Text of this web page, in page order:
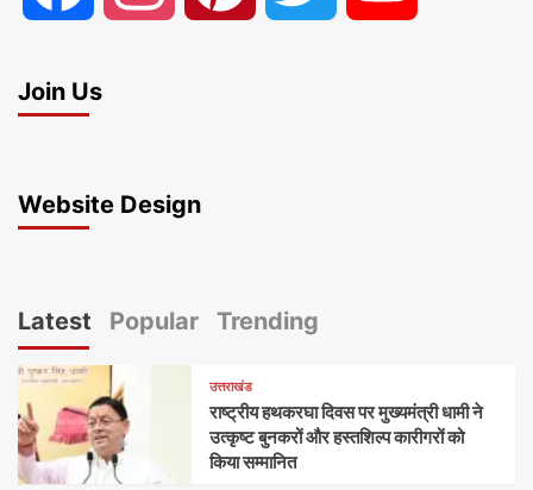
Join Us
Website Design
Latest Popular Trending
उत्तराखंड
राष्ट्रीय हथकरघा दिवस पर मुख्यमंत्री धामी ने
उत्कृष्ट बुनकरों और हस्तशिल्प कारीगरों को
किया सम्मानित